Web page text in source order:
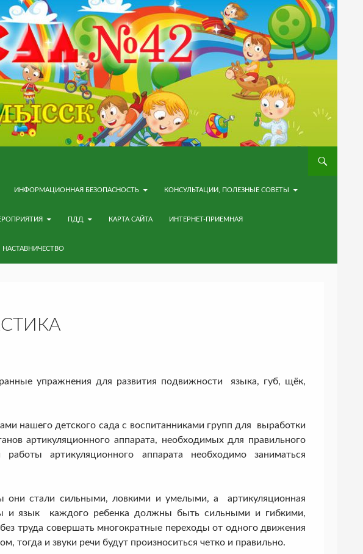
ИНФОРМАЦИОННАЯ БЕЗОПАСНОСТЬ КОНСУЛЬТАЦИИ, ПОЛЕЗНЫЕ СОВЕТЫ
ПДД КАРТА САЙТА ИНТЕРНЕТ-ПРИЕМНАЯ
НАСТАВНИЧЕСТВО
упражнения для развития подвижности языка, губ, щёк,
нашего детского сада с воспитанниками групп для выработки
артикуляционного аппарата, необходимых для правильного
артикуляционного аппарата необходимо заниматься
стали сильными, ловкими и умелыми, а артикуляционная
и язык каждого ребенка должны быть сильными и гибкими,
труда совершать многократные переходы от одного движения
тогда и звуки речи будут произноситься четко и правильно.